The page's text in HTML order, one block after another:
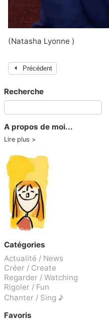
(Natasha Lyonne )
Précédent
Recherche
A propos de moi...
Lire plus
Catégories
Actualité / News
Créer / Create
Regarder / Watching
Rigoler / Fun
Chanter / Sing ♪
Favoris